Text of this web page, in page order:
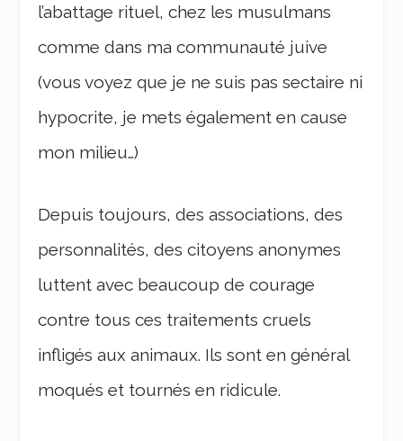
l’abattage rituel, chez les musulmans
comme dans ma communauté juive
(vous voyez que je ne suis pas sectaire ni
hypocrite, je mets également en cause
mon milieu…)
Depuis toujours, des associations, des
personnalités, des citoyens anonymes
luttent avec beaucoup de courage
contre tous ces traitements cruels
infligés aux animaux. Ils sont en général
moqués et tournés en ridicule.